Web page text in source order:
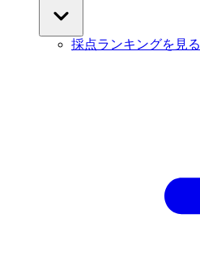
採点ランキングを見る